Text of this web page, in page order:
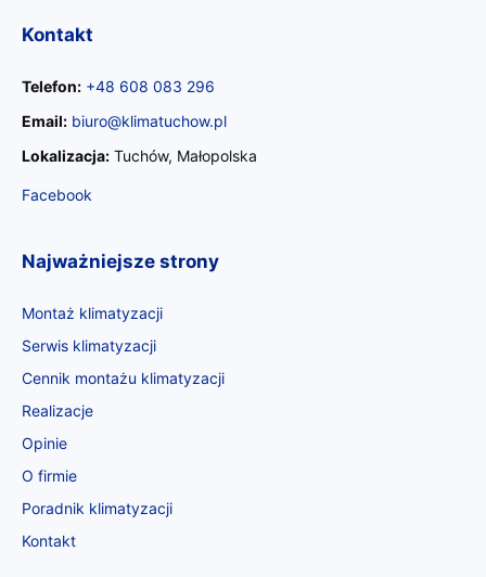
Kontakt
Telefon: +48 608 083 296
Email: biuro@klimatuchow.pl
Lokalizacja: Tuchów, Małopolska
Facebook
Najważniejsze strony
Montaż klimatyzacji
Serwis klimatyzacji
Cennik montażu klimatyzacji
Realizacje
Opinie
O firmie
Poradnik klimatyzacji
Kontakt